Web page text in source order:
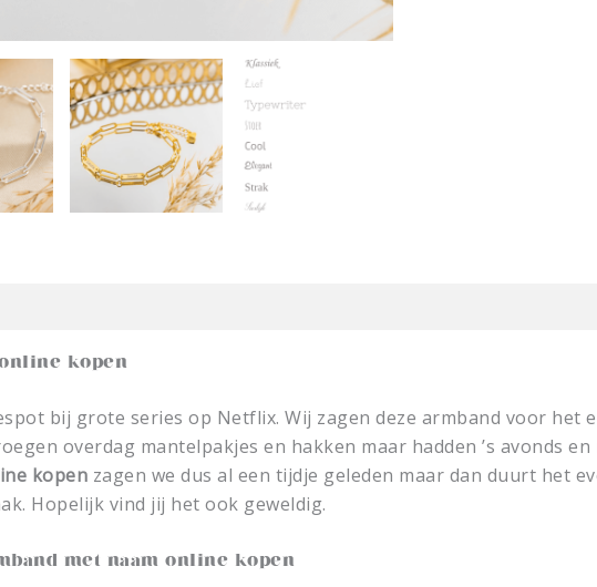
kopen
bij grote series op Netflix. Wij zagen deze armband voor het
overdag mantelpakjes en hakken maar hadden ’s avonds
kopen zagen we dus al een tijdje geleden maar dan duurt het
Hopelijk vind jij het ook geweldig.
met naam online kopen